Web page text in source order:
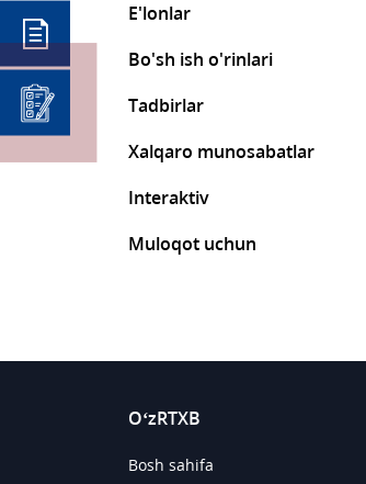
E'lonlar
Bo'sh ish o'rinlari
Tadbirlar
Xalqaro munosabatlar
Interaktiv
Muloqot uchun
O‘zRTXB
Bosh sahifa